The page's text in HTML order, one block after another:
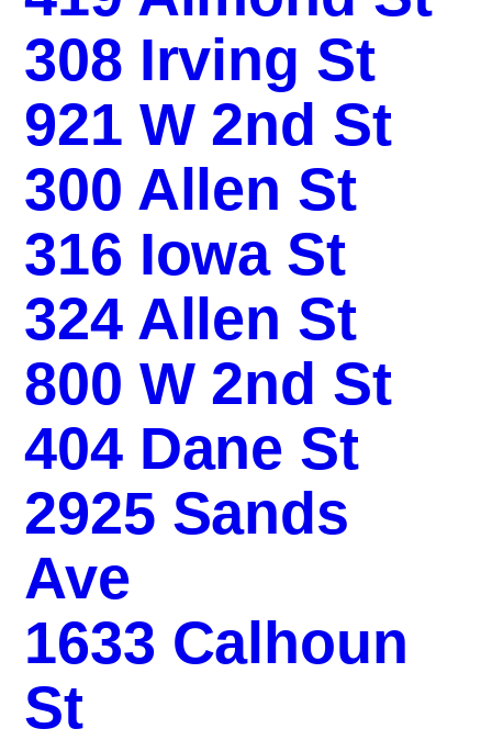
308 Irving St
921 W 2nd St
300 Allen St
316 Iowa St
324 Allen St
800 W 2nd St
404 Dane St
2925 Sands
Ave
1633 Calhoun
St